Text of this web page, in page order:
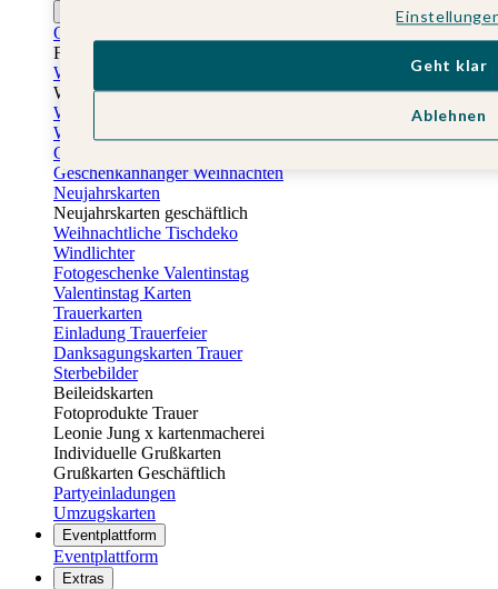
Osterkarten
Fotogeschenke zu Ostern
Weihnachtskarten
Weihnachtskarten selbst gestalten
Weihnachtskarten geschäftlich
Weihnachtsfeier Einladungen
Geschenkaufkleber Weihnachten
Geschenkanhänger Weihnachten
Neujahrskarten
Neujahrskarten geschäftlich
Weihnachtliche Tischdeko
Windlichter
Fotogeschenke Valentinstag
Valentinstag Karten
Trauerkarten
Einladung Trauerfeier
Danksagungskarten Trauer
Sterbebilder
Beileidskarten
Fotoprodukte Trauer
Leonie Jung x kartenmacherei
Individuelle Grußkarten
Grußkarten Geschäftlich
Partyeinladungen
Umzugskarten
Eventplattform
Eventplattform
Extras
Ablehnen
Geht klar